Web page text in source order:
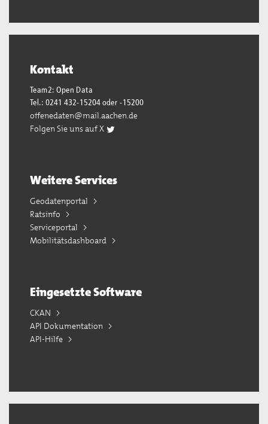
Kontakt
Team2: Open Data
Tel.: 0241 432-15204 oder -15200
offenedaten@mail.aachen.de
Folgen Sie uns auf X
Weitere Services
Geodatenportal
Ratsinfo
Serviceportal
Mobilitätsdashboard
Eingesetzte Software
CKAN
API Dokumentation
API-Hilfe